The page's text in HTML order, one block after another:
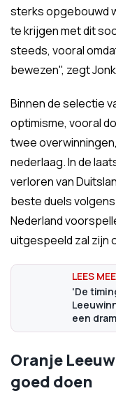
sterks opgebouwd
te krijgen met dit
steeds, vooral
bewezen", zegt
Binnen de selectie
optimisme, vooral
twee
nederlaag. In de
verloren van
beste duels
Nederland
uitgespeeld zal zijn
'De
een
Oranje
goed doen